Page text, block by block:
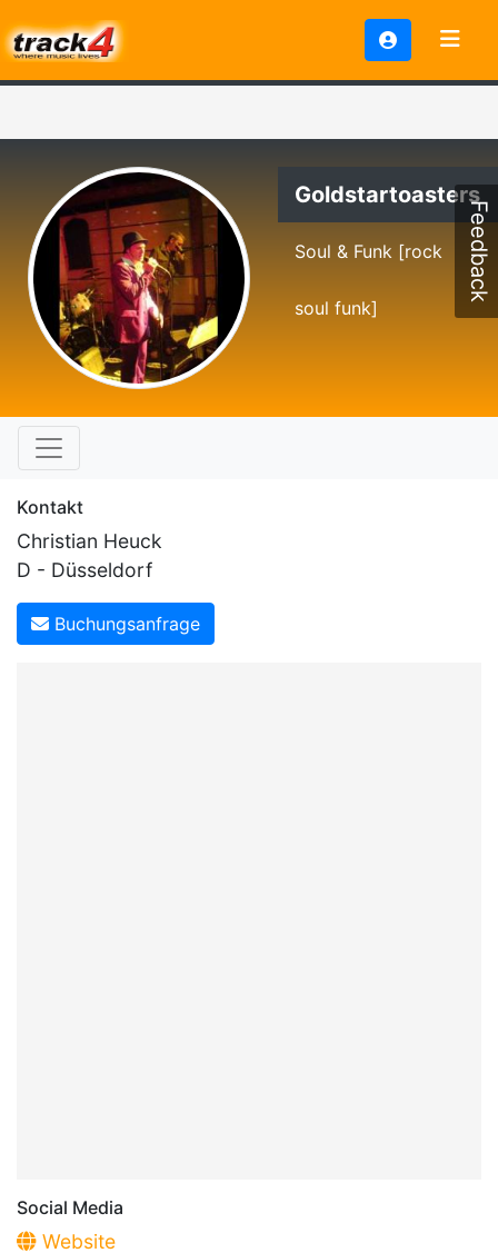
Goldstartoasters
Soul & Funk [rock
soul funk]
Kontakt
Christian Heuck
D - Düsseldorf
Buchungsanfrage
Social Media
Website
Feedback